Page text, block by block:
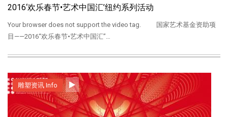
2016‘欢乐春节•艺术中国汇’纽约系列活动
Your browser does not support the video tag. 国家艺术基金资助项
目——2016“欢乐春节•艺术中国汇”…
雕塑资讯 Info